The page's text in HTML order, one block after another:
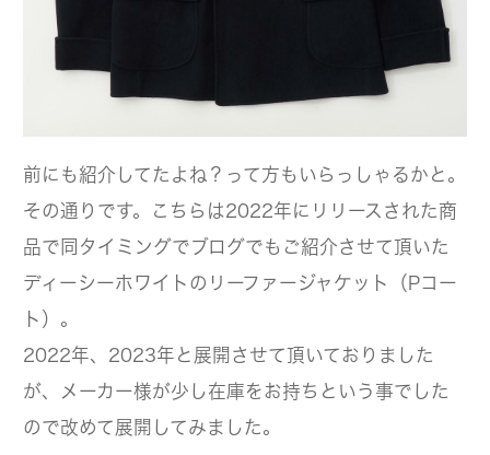
前にも紹介してたよね？って方もいらっしゃるかと。
その通りです。こちらは2022年にリリースされた商
品で同タイミングでブログでもご紹介させて頂いた
ディーシーホワイトのリーファージャケット（Pコー
ト）。
2022年、2023年と展開させて頂いておりました
が、メーカー様が少し在庫をお持ちという事でした
ので改めて展開してみました。